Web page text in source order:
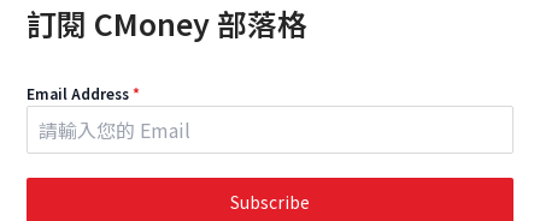
訂閱 CMoney 部落格
Email Address*
Subscribe